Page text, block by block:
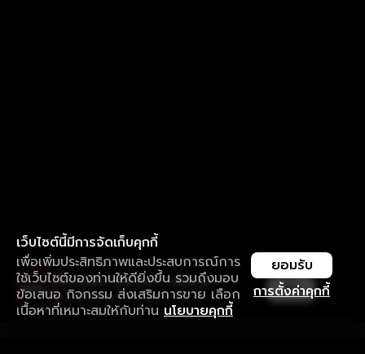
เว็บไซต์นี้มีการจัดเก็บคุกกี้
เพื่อเพิ่มประสิทธิภาพและประสบการณ์การ
ใช้เว็บไซต์ของท่านให้ดียิ่งขึ้น รวมถึงมอบ
ข้อเสนอ กิจกรรม ส่งเสริมการขาย เลือก
เนื้อหาที่เหมาะสมให้กับท่าน นโยบายคุกกี้
การตั้งค่าคุกกี้
ยอมรับ
ใช้งานแอป ลื่นไหลกว่า ไม่มีสะดุด
ดาวน์โหลดแอปเพื่อการรับชมที่ดีกว่า เปิด